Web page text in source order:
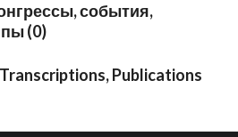
события,
(0)
Publications